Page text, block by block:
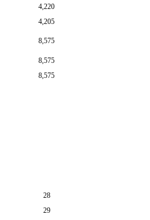
4,220
4,205
8,575
8,575
8,575
28
29